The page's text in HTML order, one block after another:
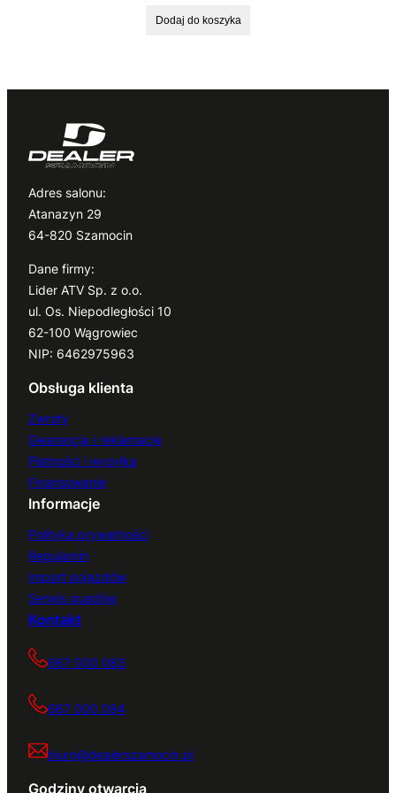
Dodaj do koszyka
Adres salonu:
Atanazyn 29
64-820 Szamocin
Dane firmy:
Lider ATV Sp. z o.o.
ul. Os. Niepodległości 10
62-100 Wągrowiec
NIP: 6462975963
Obsługa klienta
Zwroty
Gwarancja i reklamacje
Płatności i wysyłka
Finansowanie
Informacje
Polityka prywatności
Regulamin
Import pojazdów
Serwis quadów
Kontakt
667 000 083
667 000 084
biuro@dealerszamocin.pl
Godziny otwarcia